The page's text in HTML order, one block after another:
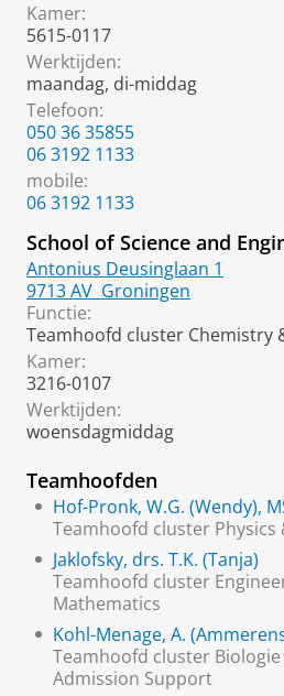
Kamer:
5615-0117
Werktijden:
maandag, di-middag
Telefoon:
050 36 35855
06 3192 1133
mobile:
06 3192 1133
School of Science and
Antonius Deusinglaan 1
9713 AV Groningen
Functie:
Teamhoofd cluster Chemistry
Kamer:
3216-0107
Werktijden:
woensdagmiddag
Teamhoofden
Hof-Pronk, W.G. (Wendy),
Teamhoofd cluster Physics
Jaklofsky, drs. T.K. (Tanja)
Teamhoofd cluster
Mathematics
Kohl-Menage, A.
Teamhoofd cluster
Admission Support